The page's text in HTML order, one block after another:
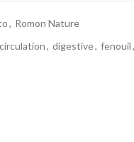
, Romon Nature
circulation, digestive, fenouil,